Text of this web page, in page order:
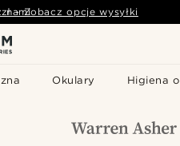
Okulary Higiena
- Zobacz opcje wysyłki
nami